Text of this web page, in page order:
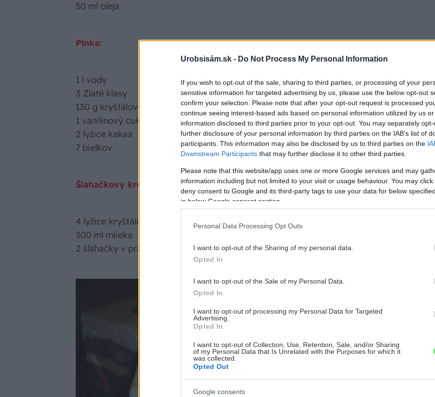
Urobsisám.sk - Do Not Process My Personal Information
If you wish to opt-out of the sale, sharing to third parties, or processing of your
sensitive information for targeted advertising by us, please use the below opt-out
confirm your selection. Please note that after your opt-out request is processed
continue seeing interest-based ads based on personal information utilized by us
information disclosed to third parties prior to your opt-out. You may separately
further disclosure of your personal information by third parties on the IAB’s list of
participants. This information may also be disclosed by us to third parties on the
Downstream Participants that may further disclose it to other third parties.
Please note that this website/app uses one or more Google services and may
information including but not limited to your visit or usage behaviour. You may
deny consent to Google and its third-party tags to use your data for below
in below Google consent section.
Personal Data Processing Opt Outs
I want to opt-out of the Sharing of my personal data.
Opted In
I want to opt-out of the Sale of my Personal Data.
Opted In
I want to opt-out of processing my Personal Data for Targeted
Advertising.
Opted In
I want to opt-out of Collection, Use, Retention, Sale, and/or Sharing
of my Personal Data that Is Unrelated with the Purposes for which it
was collected.
Opted Out
Google consents
50 ml oleja
Plnka:
1 l vody
3 Zlaté klasy
130 g kryštálového cukru
1 vanilinový cukor
2 lyžice kakaa
7 bielkov
Šlahačkovy krém:
4 lyžice kryštálového cukru
300 ml mlieka
2 šľahačky v prášku